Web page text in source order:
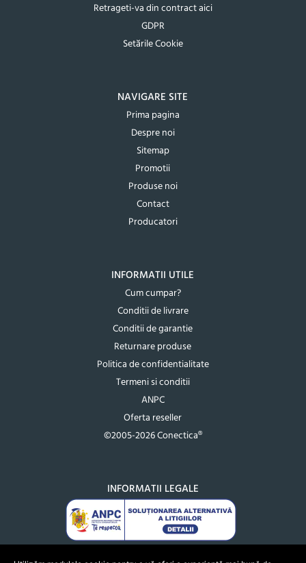
Retrageti-va din contract aici
GDPR
Setările Cookie
NAVIGARE SITE
Prima pagina
Despre noi
Sitemap
Promotii
Produse noi
Contact
Producatori
INFORMATII UTILE
Cum cumpar?
Conditii de livrare
Conditii de garantie
Returnare produse
Politica de confidentialitate
Termeni si conditii
ANPC
Oferta reseller
©2005-2026 Conectica®
INFORMATII LEGALE